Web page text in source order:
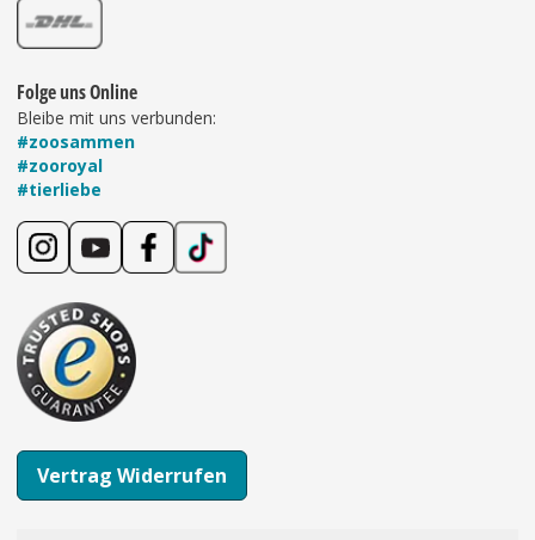
Folge uns Online
Bleibe mit uns verbunden:
#zoosammen
#zooroyal
#tierliebe
Vertrag Widerrufen